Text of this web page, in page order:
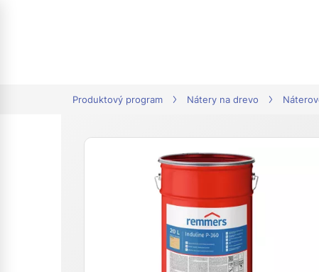
Produktový program Nátery na drevo